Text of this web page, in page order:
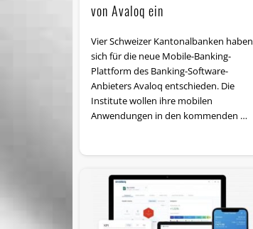
von Avaloq ein
Vier Schweizer Kantonalbanken haben
sich für die neue Mobile-Banking-
Plattform des Banking-Software-
Anbieters Avaloq entschieden. Die
Institute wollen ihre mobilen
Anwendungen in den kommenden …